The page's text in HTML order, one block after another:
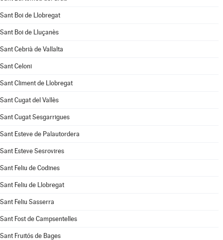
Sant Boi de Llobregat
Sant Boi de Lluçanès
Sant Cebrià de Vallalta
Sant Celoni
Sant Climent de Llobregat
Sant Cugat del Vallès
Sant Cugat Sesgarrigues
Sant Esteve de Palautordera
Sant Esteve Sesrovires
Sant Feliu de Codines
Sant Feliu de Llobregat
Sant Feliu Sasserra
Sant Fost de Campsentelles
Sant Fruitós de Bages